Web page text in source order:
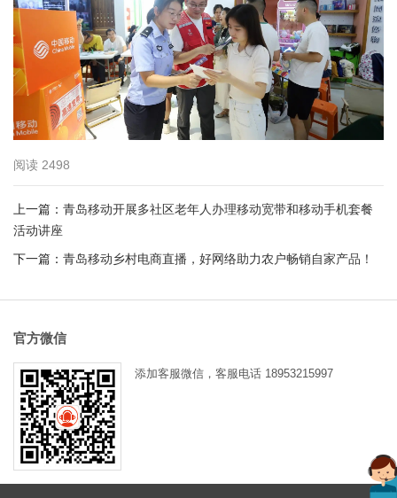
阅读 2498
上一篇： 青岛移动开展多社区老年人办理移动宽带和移动手机套餐
活动讲座
下一篇： 青岛移动乡村电商直播，好网络助力农户畅销自家产品！
官方微信
添加客服微信，客服电话 18953215997